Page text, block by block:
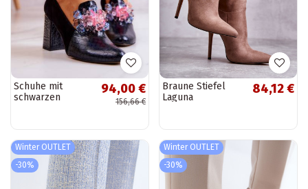
Schuhe mit
schwarzen
94,00 €
156,66 €
Braune Stiefel
Laguna
84,12 €
Winter OUTLET
-30%
Winter OUTLET
-30%